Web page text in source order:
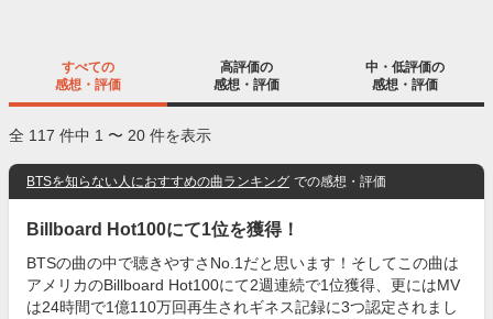
すべての
感想・評価
高評価の
感想・評価
中・低評価の
感想・評価
全 117 件中 1 〜 20 件を表示
BTSを知らない人におすすめの曲ランキング での感想・評価
Billboard Hot100にて1位を獲得！
BTSの曲の中で聴きやすさNo.1だと思います！そしてこの曲は
アメリカのBillboard Hot100にて2週連続で1位獲得、更にはMV
は24時間で1億110万回再生されギネス記録に3つ認定されまし